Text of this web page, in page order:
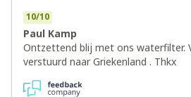
10/10
Paul Kamp
Ontzettend blij met ons waterfilter.
verstuurd naar Griekenland . Thkx